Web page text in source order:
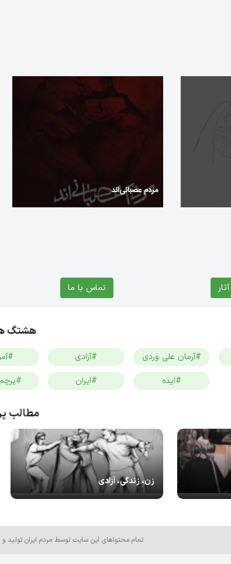
مردم عصبانی‌اند
تماس با ما
هشتگ
#آرمان علی وردی #آزادی
#ایذه
#ایران
مطالب
زن، زندگی، آزادی
تمام محتواهای این سایت توسط مردم ایران تولید